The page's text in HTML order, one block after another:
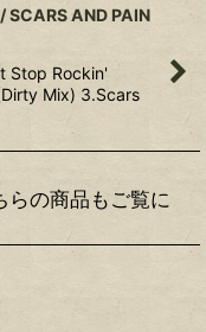
SCARS AND PAIN
Stop Rockin'
Mix) 3.Scars
らの商品もご覧に